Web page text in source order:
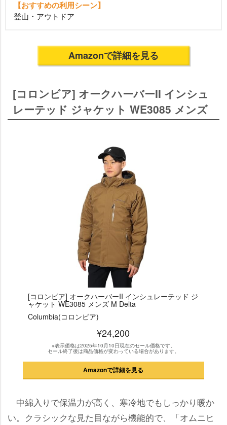
【おすすめの利用シーン】
登山・アウトドア
Amazonで詳細を見る
[コロンビア] オークハーバーII インシュ
レーテッド ジャケット WE3085 メンズ
[コロンビア] オークハーバーII インシュレーテッド ジ
ャケット WE3085 メンズ M Delta
Columbia(コロンビア)
¥24,200
※表示価格は2025年10月10日現在のセール価格です。
セール終了後は商品価格が変わっている場合があります。
Amazonで詳細を見る
中綿入りで保温力が高く、寒冷地でもしっかり暖か
い。クラシックな見た目ながら機能的で、「オムニヒ